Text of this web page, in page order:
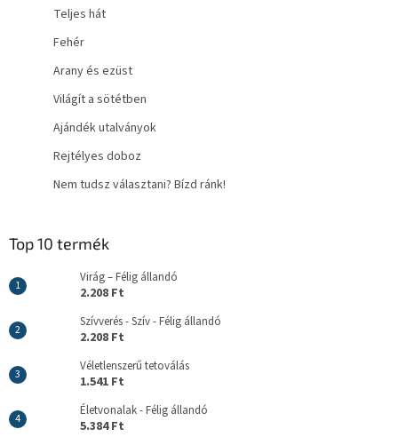
Teljes hát
Fehér
Arany és ezüst
Világít a sötétben
Ajándék utalványok
Rejtélyes doboz
Nem tudsz választani? Bízd ránk!
Top 10 termék
Virág – Félig állandó
2.208 Ft
Szívverés - Szív - Félig állandó
2.208 Ft
Véletlenszerű tetoválás
1.541 Ft
Életvonalak - Félig állandó
5.384 Ft